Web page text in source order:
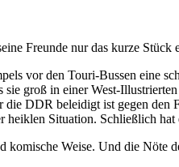
Freunde nur das kurze
vor den Touri-Bussen eine
groß in einer West-
DDR beleidigt ist gegen den
Situation. Schließlich
Weise. Und die Nöte